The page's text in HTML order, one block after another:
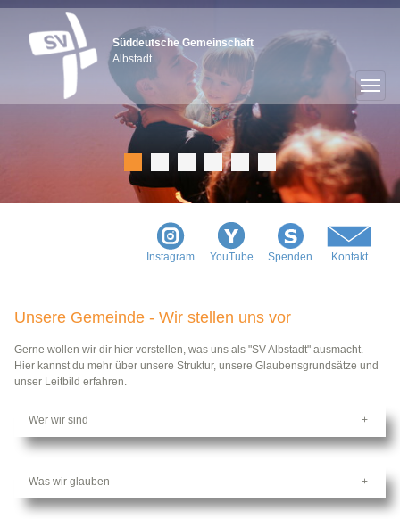
Süddeutsche Gemeinschaft
Albstadt
Instagram YouTube Spenden Kontakt
Unsere Gemeinde - Wir stellen uns vor
Gerne wollen wir dir hier vorstellen, was uns als "SV Albstadt" ausmacht.
Hier kannst du mehr über unsere Struktur, unsere Glaubensgrundsätze und
unser Leitbild erfahren.
Wer wir sind
Was wir glauben